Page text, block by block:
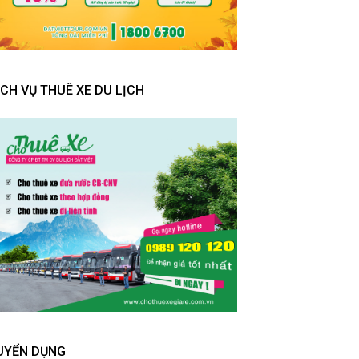
VỤ THUÊ XE DU LỊCH
DỤNG